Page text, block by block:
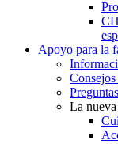
Apoyo para la
La